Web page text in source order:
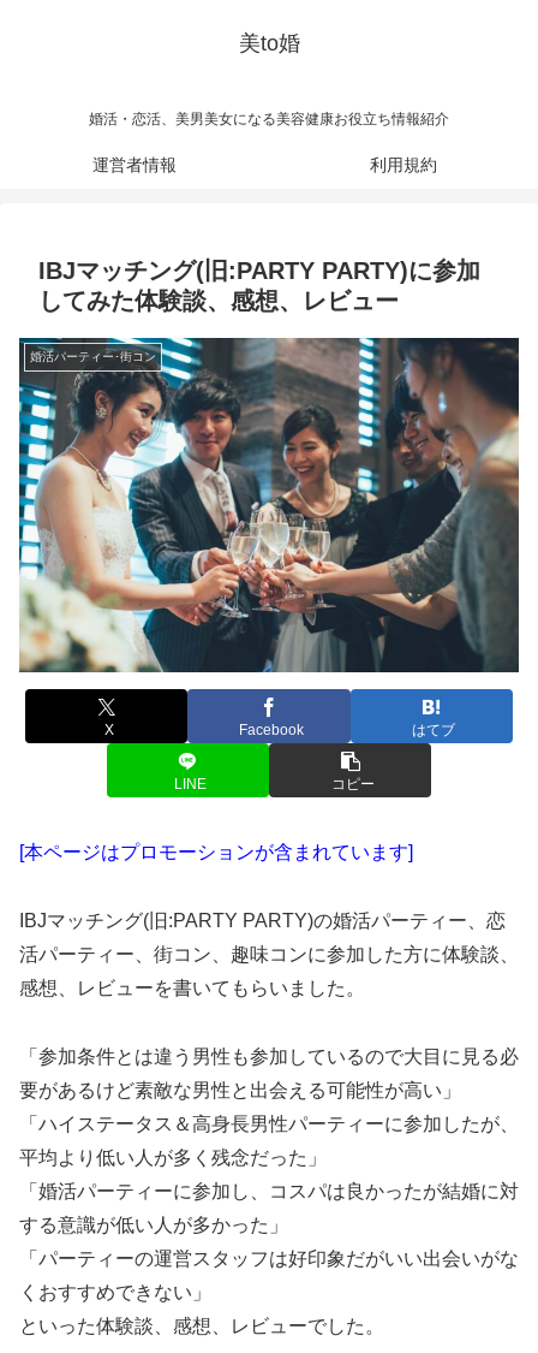
美to婚
婚活・恋活、美男美女になる美容健康お役立ち情報紹介
運営者情報 利用規約
IBJマッチング(旧:PARTY PARTY)に参加
してみた体験談、感想、レビュー
婚活パーティー･街コン
X Facebook はてブ
LINE コピー
[本ページはプロモーションが含まれています]
IBJマッチング(旧:PARTY PARTY)の婚活パーティー、恋
活パーティー、街コン、趣味コンに参加した方に体験談、
感想、レビューを書いてもらいました。
「参加条件とは違う男性も参加しているので大目に見る必
要があるけど素敵な男性と出会える可能性が高い」
「ハイステータス＆高身長男性パーティーに参加したが、
平均より低い人が多く残念だった」
「婚活パーティーに参加し、コスパは良かったが結婚に対
する意識が低い人が多かった」
「パーティーの運営スタッフは好印象だがいい出会いがな
くおすすめできない」
といった体験談、感想、レビューでした。